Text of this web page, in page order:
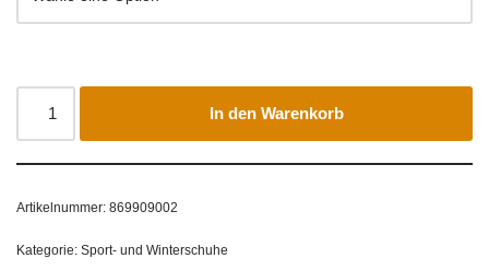
In den Warenkorb
Artikelnummer: 869909002
Kategorie: Sport- und Winterschuhe